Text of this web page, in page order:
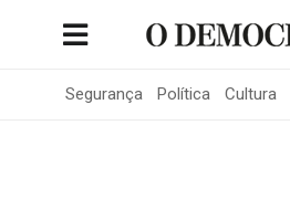
Segurança Política Cultura